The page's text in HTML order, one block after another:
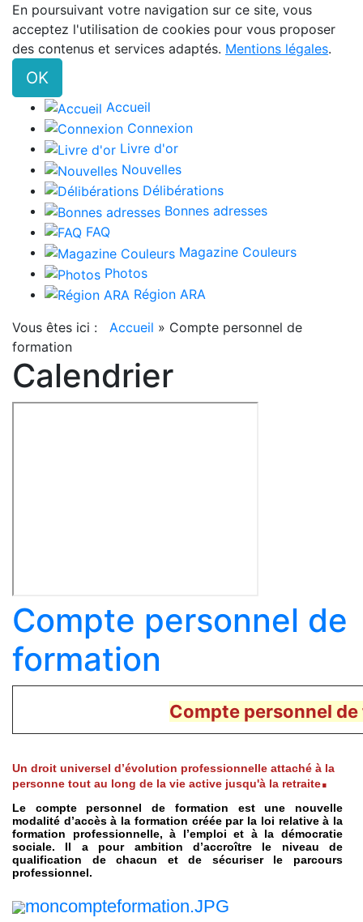
En poursuivant votre navigation sur ce site, vous
acceptez l'utilisation de cookies pour vous proposer
des contenus et services adaptés. Mentions légales.
OK
Accueil
Connexion
Livre d'or
Nouvelles
Délibérations
Bonnes adresses
FAQ
Magazine Couleurs
Photos
Région ARA
Vous êtes ici : Accueil » Compte personnel de
formation
Calendrier
Compte personnel de
formation
Compte personnel
Un droit universel d’évolution professionnelle attaché à la
personne tout au long de la vie active jusqu'à la retraite.
Le compte personnel de formation est une nouvelle
modalité d’accès à la formation créée par la loi relative à la
formation professionnelle, à l’emploi et à la démocratie
sociale. Il a pour ambition d’accroître le niveau de
qualification de chacun et de sécuriser le parcours
professionnel.